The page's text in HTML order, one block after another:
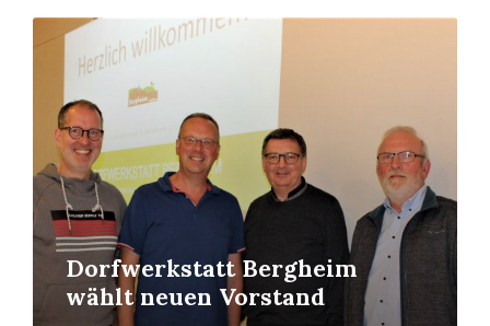
Dorfwerkstatt Bergheim
wählt neuen Vorstand
Mehr